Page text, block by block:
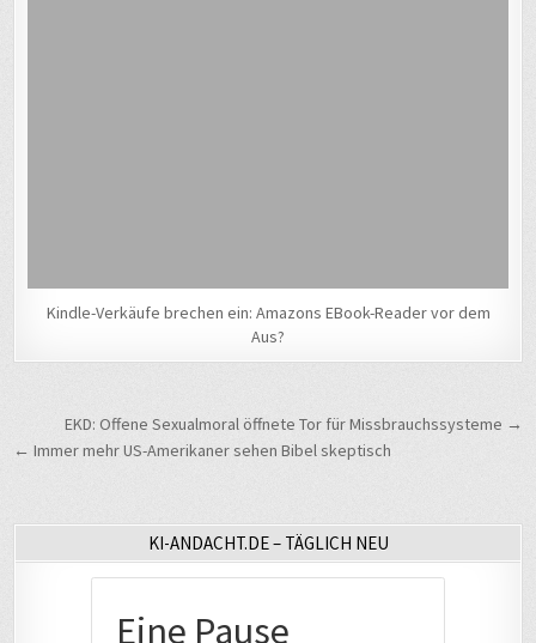
Kindle-Verkäufe brechen ein: Amazons EBook-Reader vor dem
Aus?
Beitragsnavigation
EKD: Offene Sexualmoral öffnete Tor für Missbrauchssysteme →
← Immer mehr US-Amerikaner sehen Bibel skeptisch
KI-ANDACHT.DE – TÄGLICH NEU